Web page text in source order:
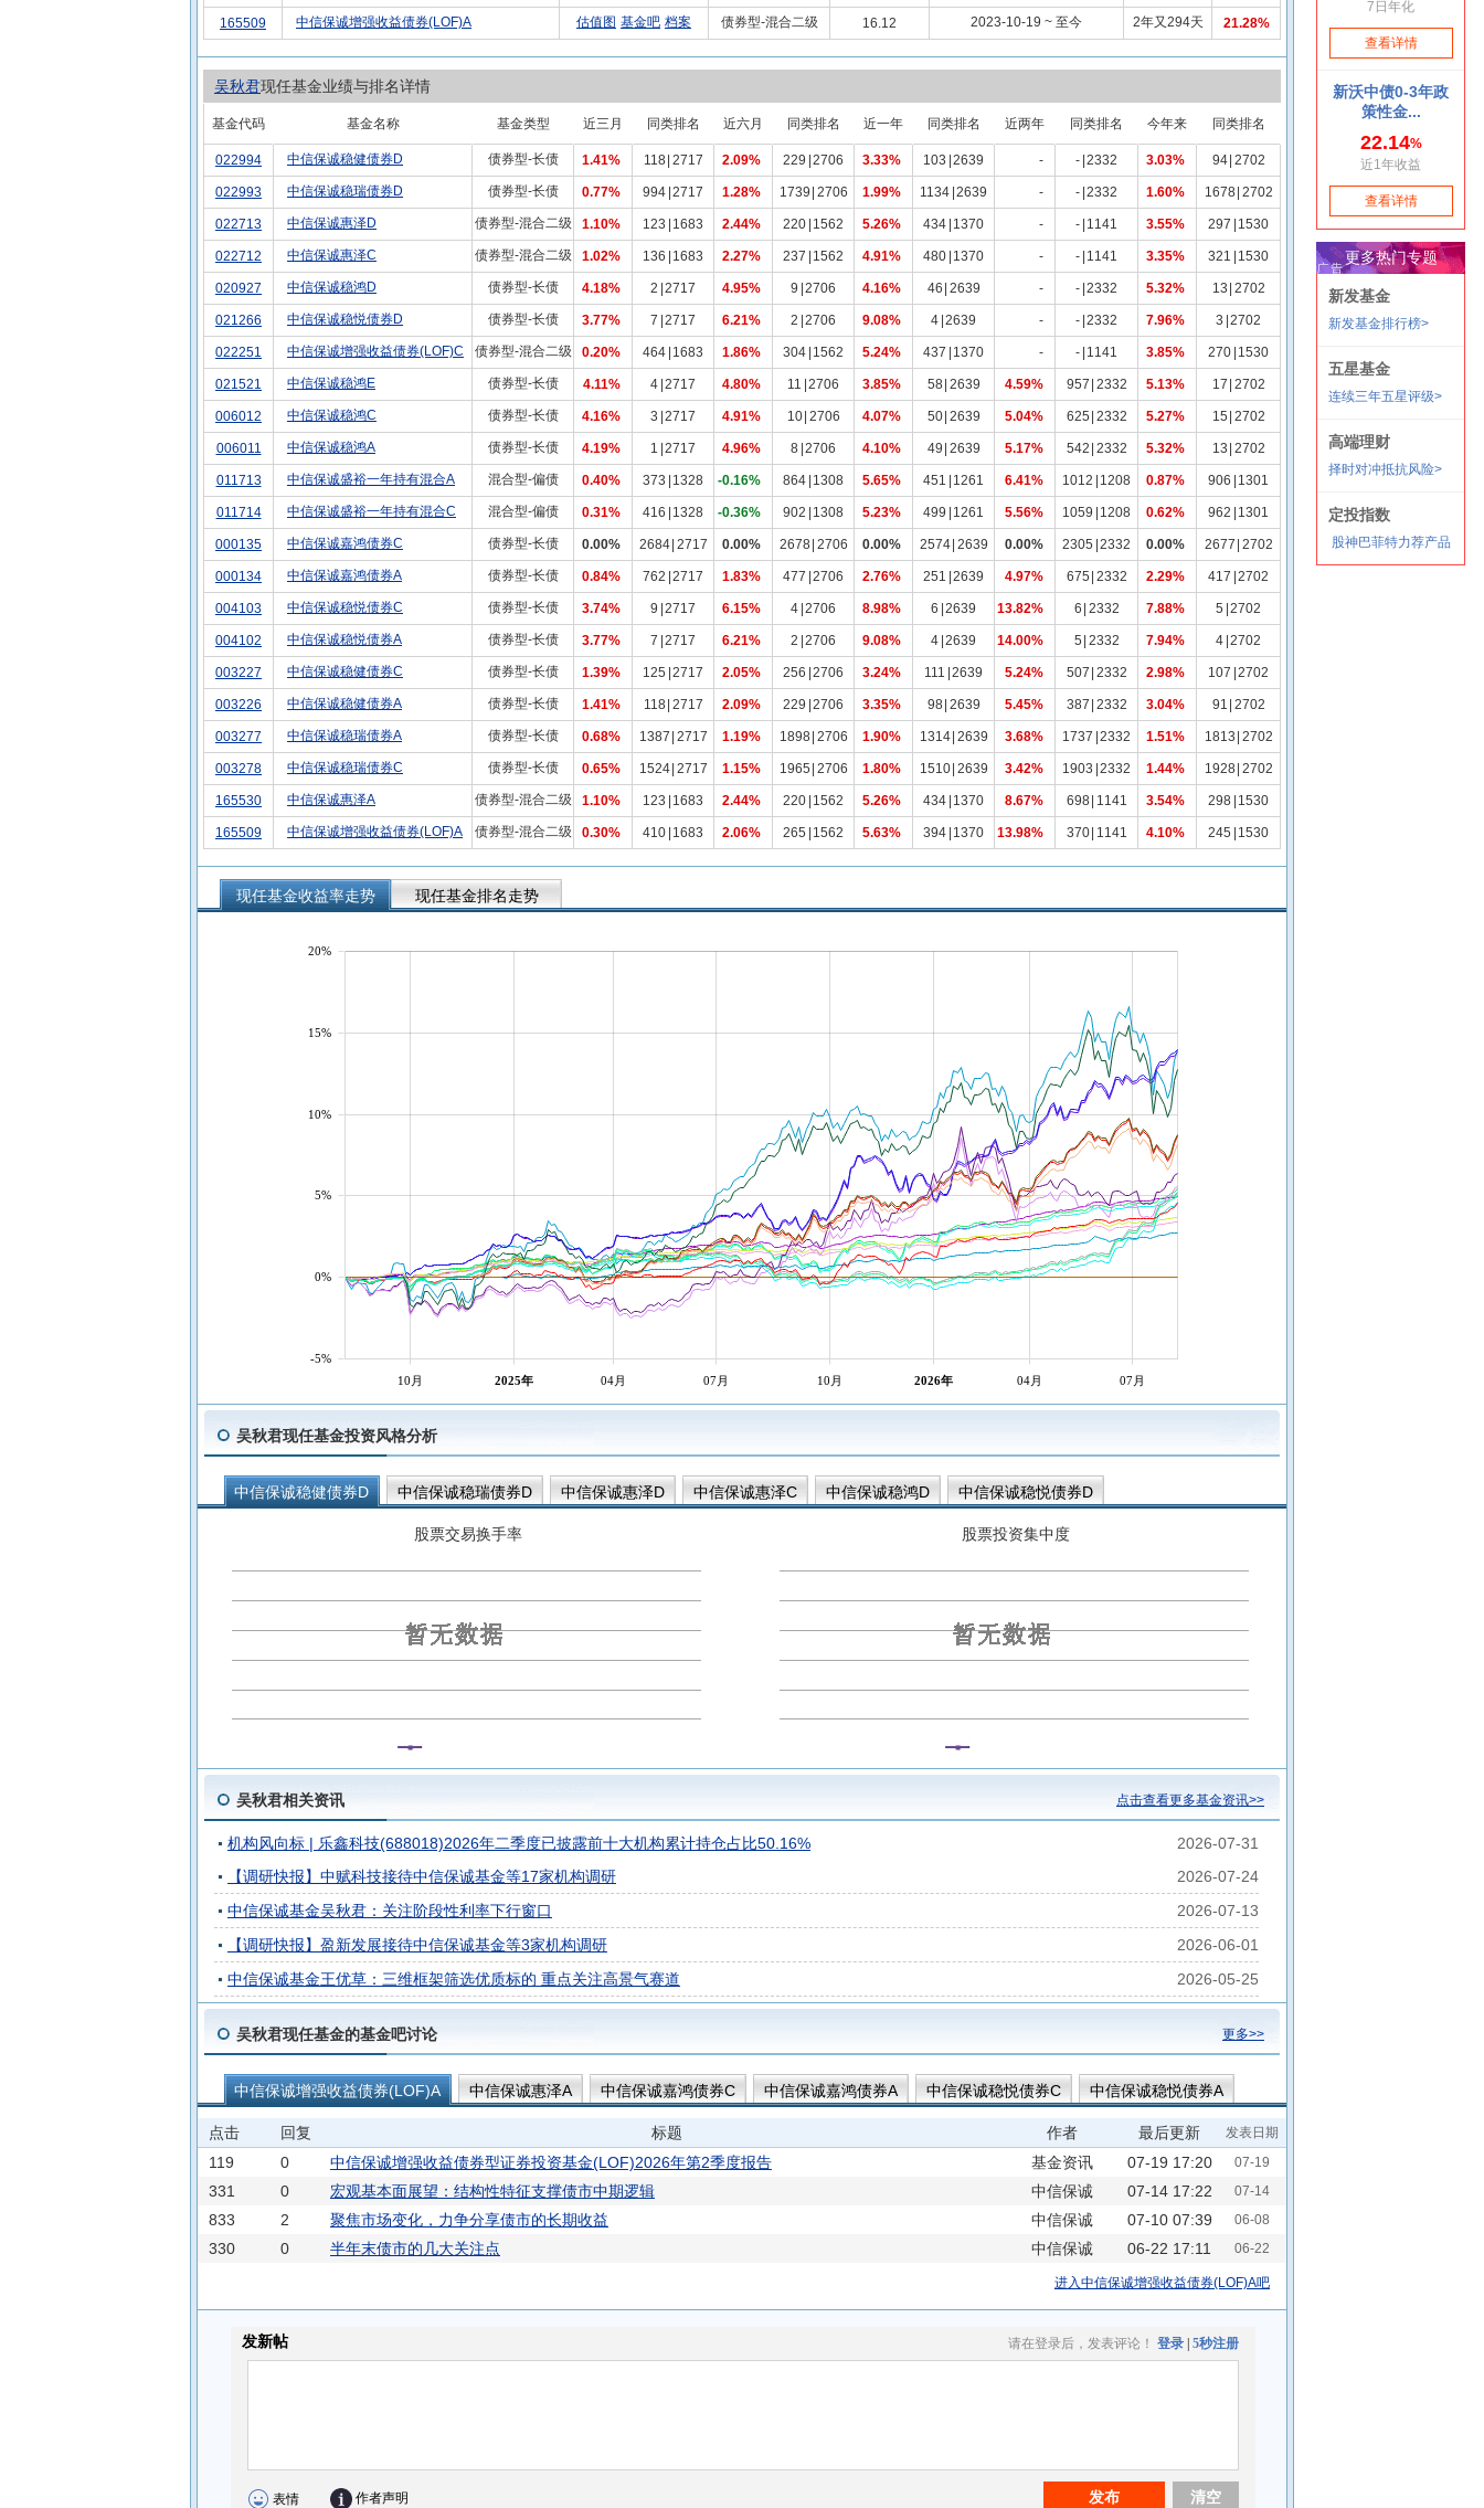
165509 中信保诚增强收益债券(LOF)A 估值图 基金吧 档案 债券型-混合二级 16.12 2023-10-19 ~ 至今 2年又294天 21.28%
吴秋君现任基金业绩与排名详情
基金代码 基金名称 基金类型 近三月 同类排名 近六月 同类排名 近一年 同类排名 近两年 同类排名 今年来 同类排名
022994 中信保诚稳健债券D 债券型-长债 1.41% 118 2717 2.09% 229 2706 3.33% 103 2639 - - 2332 3.03% 94 2702
022993 中信保诚稳瑞债券D 债券型-长债 0.77% 994 2717 1.28% 1739 2706 1.99% 1134 2639 - - 2332 1.60% 1678 2702
022713 中信保诚惠泽D 债券型-混合二级 1.10% 123 1683 2.44% 220 1562 5.26% 434 1370 - - 1141 3.55% 297 1530
022712 中信保诚惠泽C 债券型-混合二级 1.02% 136 1683 2.27% 237 1562 4.91% 480 1370 - - 1141 3.35% 321 1530
020927 中信保诚稳鸿D 债券型-长债 4.18% 2 2717 4.95% 9 2706 4.16% 46 2639 - - 2332 5.32% 13 2702
021266 中信保诚稳悦债券D 债券型-长债 3.77% 7 2717 6.21% 2 2706 9.08% 4 2639 - - 2332 7.96% 3 2702
022251 中信保诚增强收益债券(LOF)C 债券型-混合二级 0.20% 464 1683 1.86% 304 1562 5.24% 437 1370 - - 1141 3.85% 270 1530
021521 中信保诚稳鸿E 债券型-长债 4.11% 4 2717 4.80% 11 2706 3.85% 58 2639 4.59% 957 2332 5.13% 17 2702
006012 中信保诚稳鸿C 债券型-长债 4.16% 3 2717 4.91% 10 2706 4.07% 50 2639 5.04% 625 2332 5.27% 15 2702
006011 中信保诚稳鸿A 债券型-长债 4.19% 1 2717 4.96% 8 2706 4.10% 49 2639 5.17% 542 2332 5.32% 13 2702
011713 中信保诚盛裕一年持有混合A 混合型-偏债 0.40% 373 1328 -0.16% 864 1308 5.65% 451 1261 6.41% 1012 1208 0.87% 906 1301
011714 中信保诚盛裕一年持有混合C 混合型-偏债 0.31% 416 1328 -0.36% 902 1308 5.23% 499 1261 5.56% 1059 1208 0.62% 962 1301
000135 中信保诚嘉鸿债券C 债券型-长债 0.00% 2684 2717 0.00% 2678 2706 0.00% 2574 2639 0.00% 2305 2332 0.00% 2677 2702
000134 中信保诚嘉鸿债券A 债券型-长债 0.84% 762 2717 1.83% 477 2706 2.76% 251 2639 4.97% 675 2332 2.29% 417 2702
004103 中信保诚稳悦债券C 债券型-长债 3.74% 9 2717 6.15% 4 2706 8.98% 6 2639 13.82% 6 2332 7.88% 5 2702
004102 中信保诚稳悦债券A 债券型-长债 3.77% 7 2717 6.21% 2 2706 9.08% 4 2639 14.00% 5 2332 7.94% 4 2702
003227 中信保诚稳健债券C 债券型-长债 1.39% 125 2717 2.05% 256 2706 3.24% 111 2639 5.24% 507 2332 2.98% 107 2702
003226 中信保诚稳健债券A 债券型-长债 1.41% 118 2717 2.09% 229 2706 3.35% 98 2639 5.45% 387 2332 3.04% 91 2702
003277 中信保诚稳瑞债券A 债券型-长债 0.68% 1387 2717 1.19% 1898 2706 1.90% 1314 2639 3.68% 1737 2332 1.51% 1813 2702
003278 中信保诚稳瑞债券C 债券型-长债 0.65% 1524 2717 1.15% 1965 2706 1.80% 1510 2639 3.42% 1903 2332 1.44% 1928 2702
165530 中信保诚惠泽A 债券型-混合二级 1.10% 123 1683 2.44% 220 1562 5.26% 434 1370 8.67% 698 1141 3.54% 298 1530
165509 中信保诚增强收益债券(LOF)A 债券型-混合二级 0.30% 410 1683 2.06% 265 1562 5.63% 394 1370 13.98% 370 1141 4.10% 245 1530
现任基金收益率走势 现任基金排名走势
10月 2025年 04月 07月 10月 2026年 04月 07月
-5%
0%
5%
10%
15%
20%
吴秋君现任基金投资风格分析
中信保诚稳健债券D 中信保诚稳瑞债券D 中信保诚惠泽D 中信保诚惠泽C 中信保诚稳鸿D
中信保诚稳悦债券D
中信保诚增强收益债券(LOF)C
中信保诚稳鸿E
中信保诚盛裕一年持有混合A
股票交易换手率 股票投资集中度
吴秋君相关资讯 点击查看更多基金资讯>>
机构风向标 | 乐鑫科技(688018)2026年二季度已披露前十大机构累计持仓占比50.16%
2026-07-31
【调研快报】中赋科技接待中信保诚基金等17家机构调研
2026-07-24
中信保诚基金吴秋君：关注阶段性利率下行窗口
2026-07-13
【调研快报】盈新发展接待中信保诚基金等3家机构调研
2026-06-01
中信保诚基金王优草：三维框架筛选优质标的 重点关注高景气赛道
2026-05-25
吴秋君现任基金的基金吧讨论 更多>>
中信保诚增强收益债券(LOF)A 中信保诚惠泽A 中信保诚嘉鸿债券C 中信保诚嘉鸿债券A 中信保诚稳悦债券C
中信保诚稳悦债券A
中信保诚稳健债券C
中信保诚稳瑞债券A
中信保诚盛裕一年持有混合A
中信保诚盛裕一年持有混合C
中信保诚稳鸿E 中信保诚稳鸿A 中信保诚稳鸿C 中信保诚增强收益债券(LOF)C
中信保诚惠泽D
中信保诚惠泽C
中信保诚稳悦债券D 中信保诚稳鸿D
点击 回复 标题 作者 最后更新 发表日期
119 0 中信保诚增强收益债券型证券投资基金(LOF)2026年第2季度报告 基金资讯 07-19 17:20 07-19
331 0 宏观基本面展望：结构性特征支撑债市中期逻辑 中信保诚 07-14 17:22 07-14
833 2 聚焦市场变化，力争分享债市的长期收益 中信保诚 07-10 07:39 06-08
330 0 半年末债市的几大关注点 中信保诚 06-22 17:11 06-22
进入中信保诚增强收益债券(LOF)A吧